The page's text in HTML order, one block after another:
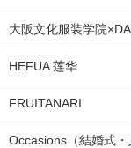
大阪文化服装学院
HEFUA 莲华
FRUITANARI
Occasions（結婚式・